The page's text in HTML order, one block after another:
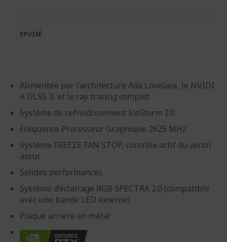
galerie
d’images
Galerie
d’images
Alimentée par l’architecture Ada Lovelace, le NVIDI
A DLSS 3, et le ray tracing complet
Système de refroidissement IceStorm 2.0
Fréquence Processeur Graphique 2625 MHz
Système FREEZE FAN STOP, contrôle actif du ventil
ateur
Solides performances
Système d’éclairage RGB SPECTRA 2.0 (compatible
avec une bande LED externe)
Plaque arrière en métal
EPUISÉ